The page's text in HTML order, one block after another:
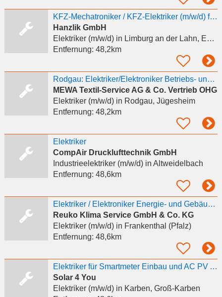
KFZ-Mechatroniker / KFZ-Elektriker (m/w/d) für Fahrzeugeinrichtung
Hanzlik GmbH
Elektriker (m/w/d)in Limburg an der Lahn, Eschhofen
Entfernung: 48,2km
Rodgau: Elektriker/Elektroniker Betriebs- und Gebäudetechnik (m/w/d)
MEWA Textil-Service AG & Co. Vertrieb OHG
Elektriker (m/w/d)in Rodgau, Jügesheim
Entfernung: 48,2km
Elektriker
CompAir Drucklufttechnik GmbH
Industrieelektriker (m/w/d)in Altweidelbach
Entfernung: 48,6km
Elektriker / Elektroniker Energie- und Gebäudetechnik (m/w/d)
Reuko Klima Service GmbH & Co. KG
Elektriker (m/w/d)in Frankenthal (Pfalz)
Entfernung: 48,6km
Elektriker für Smartmeter Einbau und AC PV Anschließen
Solar 4 You
Elektriker (m/w/d)in Karben, Groß-Karben